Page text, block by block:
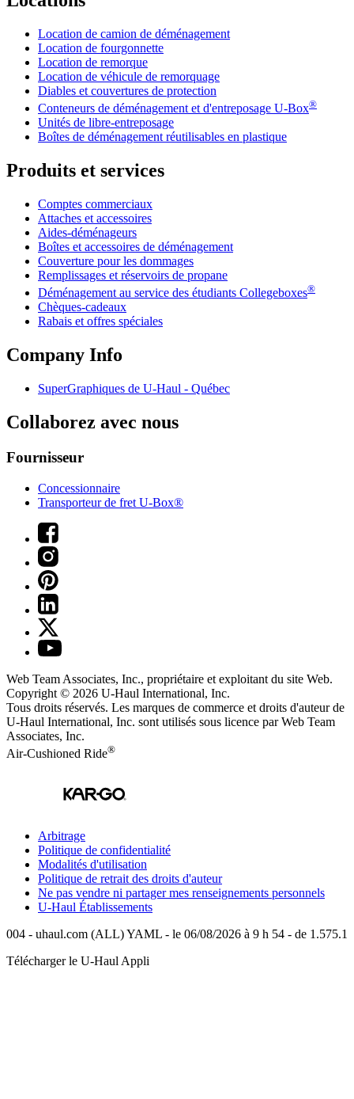
Location de camion de déménagement
Location de fourgonnette
Location de remorque
Location de véhicule de remorquage
Diables et couvertures de protection
Conteneurs de déménagement et d'entreposage U-Box®
Unités de libre-entreposage
Boîtes de déménagement réutilisables en plastique
Produits et services
Comptes commerciaux
Attaches et accessoires
Aides-déménageurs
Boîtes et accessoires de déménagement
Couverture pour les dommages
Remplissages et réservoirs de propane
Déménagement au service des étudiants Collegeboxes®
Chèques-cadeaux
Rabais et offres spéciales
Company Info
SuperGraphiques de U-Haul - Québec
Collaborez avec nous
Fournisseur
Concessionnaire
Transporteur de fret U-Box®
Web Team Associates, Inc., propriétaire et exploitant du site Web.
Copyright © 2026 U-Haul International, Inc.
Tous droits réservés. Les marques de commerce et droits d'auteur de
U-Haul International, Inc. sont utilisés sous licence par Web Team
Associates, Inc.
Air-Cushioned Ride®
Arbitrage
Politique de confidentialité
Modalités d'utilisation
Politique de retrait des droits d'auteur
Ne pas vendre ni partager mes renseignements personnels
U-Haul Établissements
004 - uhaul.com (ALL) YAML - le 06/08/2026 à 9 h 54 - de 1.575.1
Télécharger le U-Haul Appli